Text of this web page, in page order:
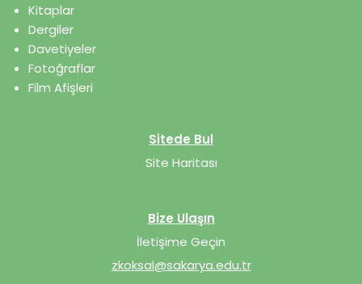
Kitaplar
Dergiler
Davetiyeler
Fotoğraflar
Film Afişleri
Sitede Bul
Site Haritası
Bize Ulaşın
İletişime Geçin
zkoksal@sakarya.edu.tr